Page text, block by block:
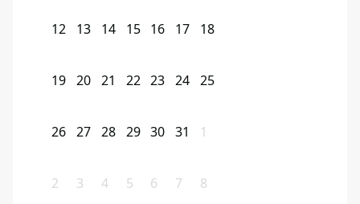
12 13 14 15 16 17 18
19 20 21 22 23 24 25
26 27 28 29 30 31 1
2 3 4 5 6 7 8